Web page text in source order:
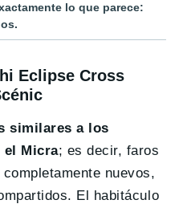
lo que parece:
Eclipse Cross
similares a los
el Micra; es decir, faros
nuevos,
El habitáculo